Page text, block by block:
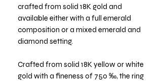
crafted from solid 18K gold and
available either with a full emerald
composition or a mixed emerald and
diamond setting.
Crafted from solid 18K yellow or white
gold with a fineness of 750 ‰, the ring